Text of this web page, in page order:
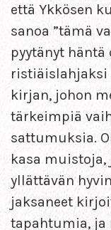
että Ykkösen
sanoa ”tämä
pyytänyt häntä
ristiäislahjaksi
kirjan, johon
tärkeimpiä
sattumuksia.
kasa
yllättävän
jaksaneet
tapahtumia, ja